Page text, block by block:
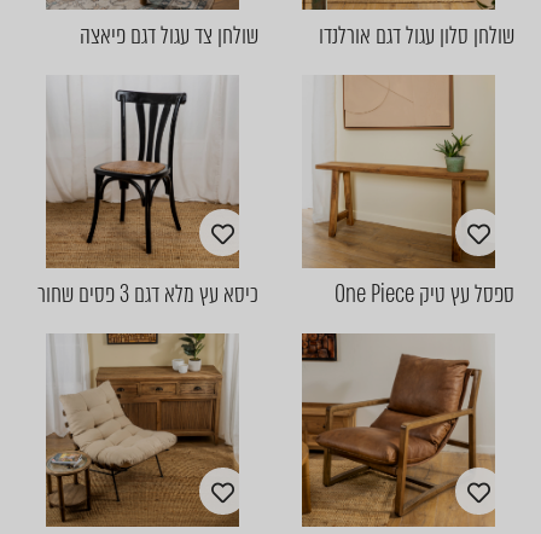
שולחן סלון עגול דגם אורלנדו שולחן צד עגול דגם פיאצה
ספסל עץ טיק One Piece כיסא עץ מלא דגם 3 פסים שחור